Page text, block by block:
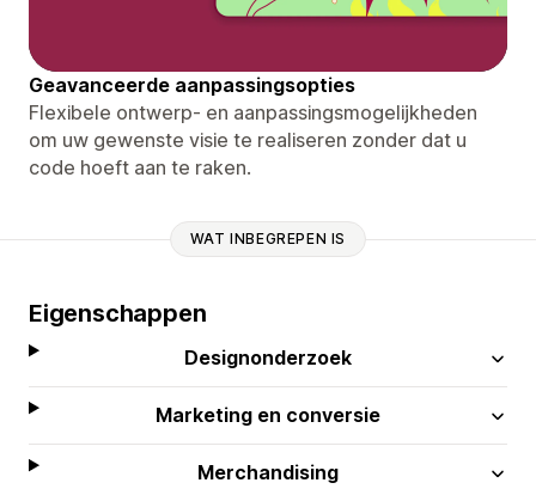
Geavanceerde aanpassingsopties
Flexibele ontwerp- en aanpassingsmogelijkheden
om uw gewenste visie te realiseren zonder dat u
code hoeft aan te raken.
WAT INBEGREPEN IS
Eigenschappen
Designonderzoek
Marketing en conversie
Merchandising